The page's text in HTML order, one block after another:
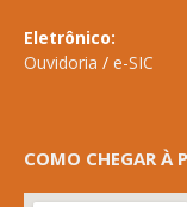
Eletrônico:
Ouvidoria / e-SIC
COMO CHEGAR À